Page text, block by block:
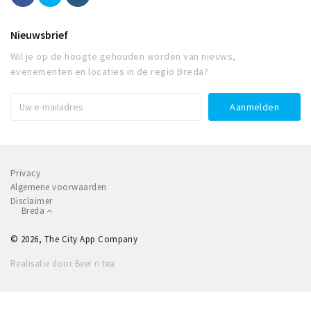
Nieuwsbrief
Wil je op de hoogte gehouden worden van nieuws,
evenementen en locaties in de regio Breda?
Privacy
Algemene voorwaarden
Disclaimer
Breda
© 2026, The City App Company
Realisatie door Beer n tea